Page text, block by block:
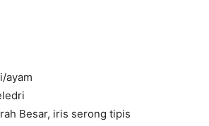
ayam
Besar, iris serong tipis